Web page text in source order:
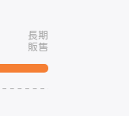
長期
販售